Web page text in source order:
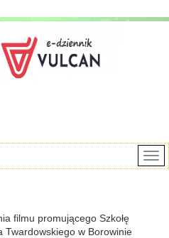
filmu promującego Szkołę
Twardowskiego w Borowinie